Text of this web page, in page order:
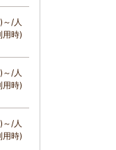
～/人
用時)
～/人
用時)
～/人
用時)